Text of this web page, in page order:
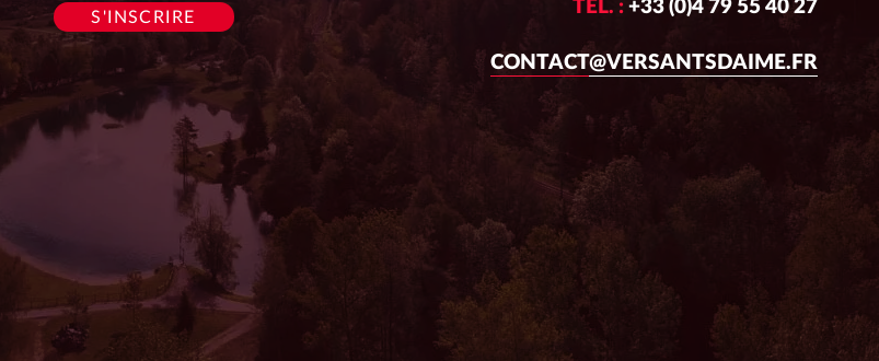
S'INSCRIRE TÉL. : +33 (0)4 79 55 40 27
CONTACT@VERSANTSDAIME.FR